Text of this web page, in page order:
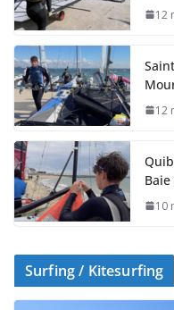
12
12
Baie
10
Surfing / Kitesurfing